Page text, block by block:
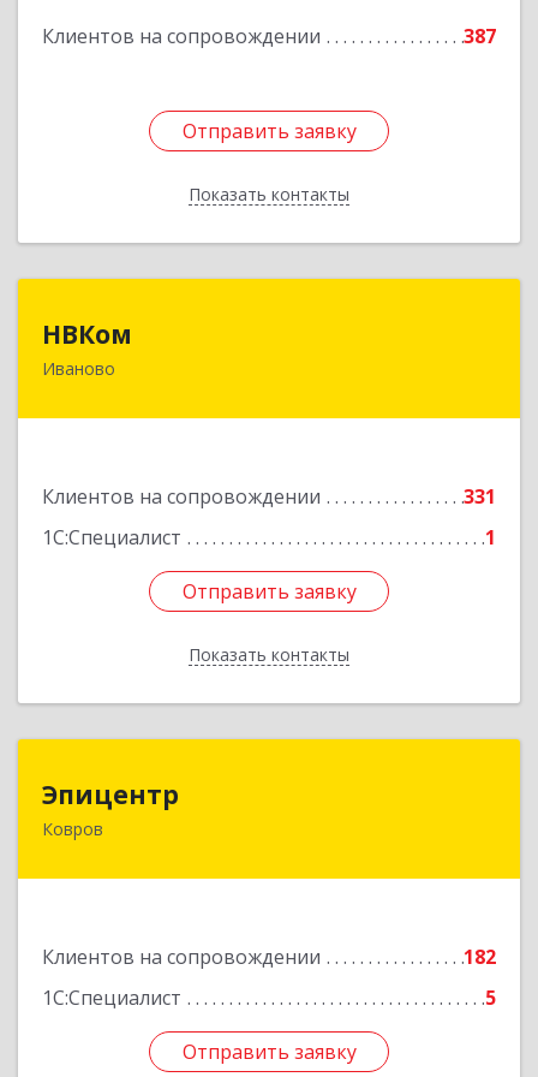
Клиентов на сопровождении 387
Отправить заявку
Показать контакты
Отправить заявку
Назад
НВКом
Иваново
Клиентов на сопровождении
331
1С:Специалист
1
Отправить заявку
Показать контакты
153000, Ивановская обл, Иваново г, Аптечный
Отправить заявку
Назад
Эпицентр
Ковров
Клиентов на сопровождении
182
1С:Специалист
5
Отправить заявку
601900, Владимирская обл, Ковров г, Барсукова
Отправить заявку